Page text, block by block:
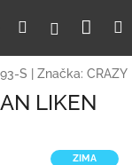
HledatPřihlášení
S Značka: CRAZY
LIKEN
ZIMA